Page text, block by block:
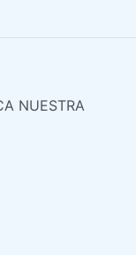
NUESTRA